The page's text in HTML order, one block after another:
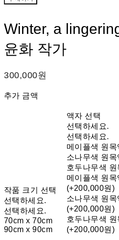
Winter, a
윤화 작가
300,000원
추가 금액
작품 크기 선택
선택하세요.
선택하세요.
70cm x 70cm
90cm x 90cm
액자 선택
선택하세요.
선택하세요.
메이플색 원목
소나무색 원목
호두나무색 원
메이플색 원목
(+200,000원)
소나무색 원목
(+200,000원)
호두나무색 원
(+200,000원)